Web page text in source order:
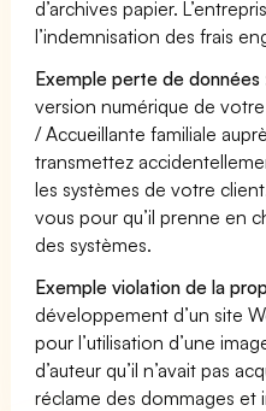
d’archives papier.
l’indemnisation des frais
Exemple perte de données
version numérique de
/ Accueillante familiale
transmettez
les systèmes de votre
vous pour qu’il prenne en
des systèmes.
Exemple violation de la
développement d’un site
pour l’utilisation d’une
d’auteur qu’il n’avait pas
réclame des dommages et